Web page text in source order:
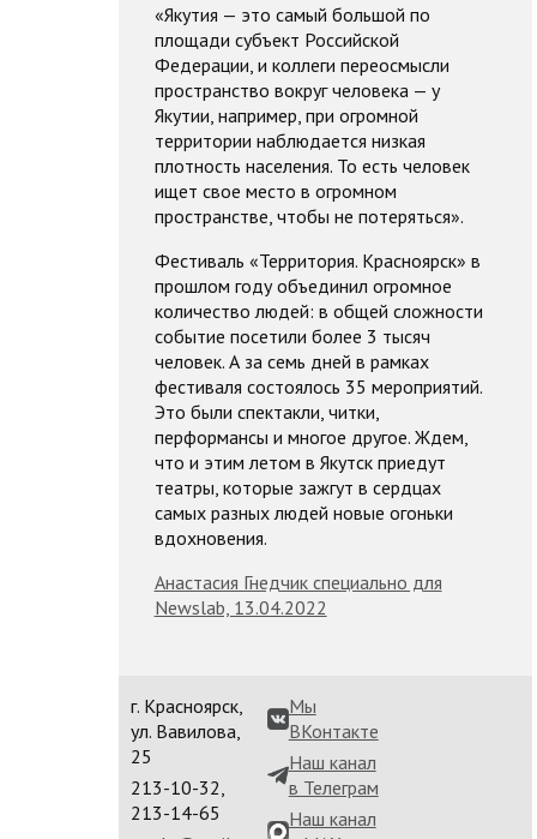
«Якутия — это самый большой по
площади субъект Российской
Федерации, и коллеги переосмысли
пространство вокруг человека — у
Якутии, например, при огромной
территории наблюдается низкая
плотность населения. То есть человек
ищет свое место в огромном
пространстве, чтобы не потеряться».
Фестиваль «Территория. Красноярск» в
прошлом году объединил огромное
количество людей: в общей сложности
событие посетили более 3 тысяч
человек. А за семь дней в рамках
фестиваля состоялось 35 мероприятий.
Это были спектакли, читки,
перформансы и многое другое. Ждем,
что и этим летом в Якутск приедут
театры, которые зажгут в сердцах
самых разных людей новые огоньки
вдохновения.
Анастасия Гнедчик специально для
Newslab, 13.04.2022
г. Красноярск,
ул. Вавилова,
25
213-10-32,
213-14-65
Мы
ВКонтакте
Наш канал
в Телеграм
Наш канал